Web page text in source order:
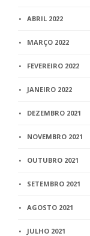
ABRIL 2022
MARÇO 2022
FEVEREIRO 2022
JANEIRO 2022
DEZEMBRO 2021
NOVEMBRO 2021
OUTUBRO 2021
SETEMBRO 2021
AGOSTO 2021
JULHO 2021